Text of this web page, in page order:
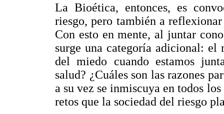
La Bioética, entonces, es
riesgo, pero también a
Con esto en mente, al juntar
surge una categoría adicional: el
del miedo cuando estamos
salud? ¿Cuáles son las razones
a su vez se inmiscuya en todos
retos que la sociedad del riesgo